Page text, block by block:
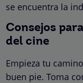
se encuentra la
Consejos
del cine
Empieza tu
buen pie. Toma